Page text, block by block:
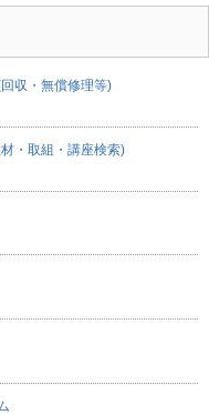
収・無償修理等)
・取組・講座検索)